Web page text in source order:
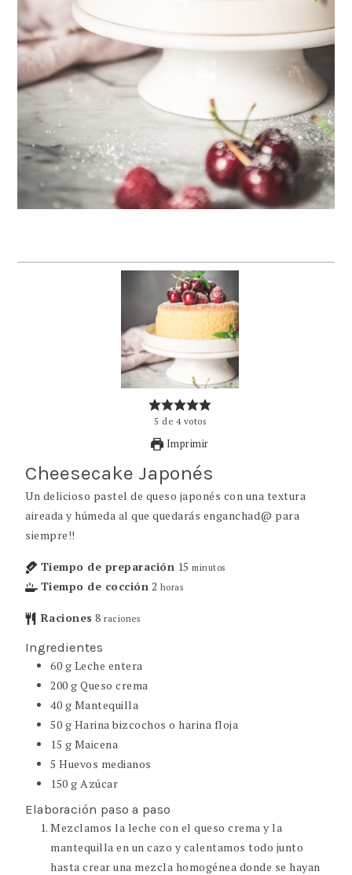
5 de 4votos
Imprimir
Cheesecake Japonés
Un delicioso pastel de queso japonés con una textura
aireada y húmeda al que quedarás enganchad@ para
siempre!!
Tiempo de preparación 15 minutos
Tiempo de cocción 2 horas
Raciones 8 raciones
Ingredientes
60 g Leche entera
200 g Queso crema
40 g Mantequilla
50 g Harina bizcochos o harina floja
15 g Maicena
5 Huevos medianos
150 g Azúcar
Elaboración paso a paso
Mezclamos la leche con el queso crema y la
mantequilla en un cazo y calentamos todo junto
hasta crear una mezcla homogénea donde se hayan